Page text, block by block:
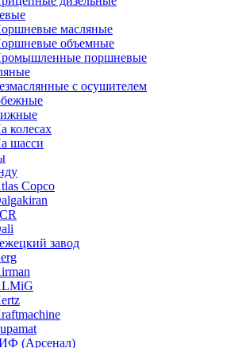
масляные
объемные
поршневые
с осушителем
колесах
шасси
Copco
завод
(Арсенал)